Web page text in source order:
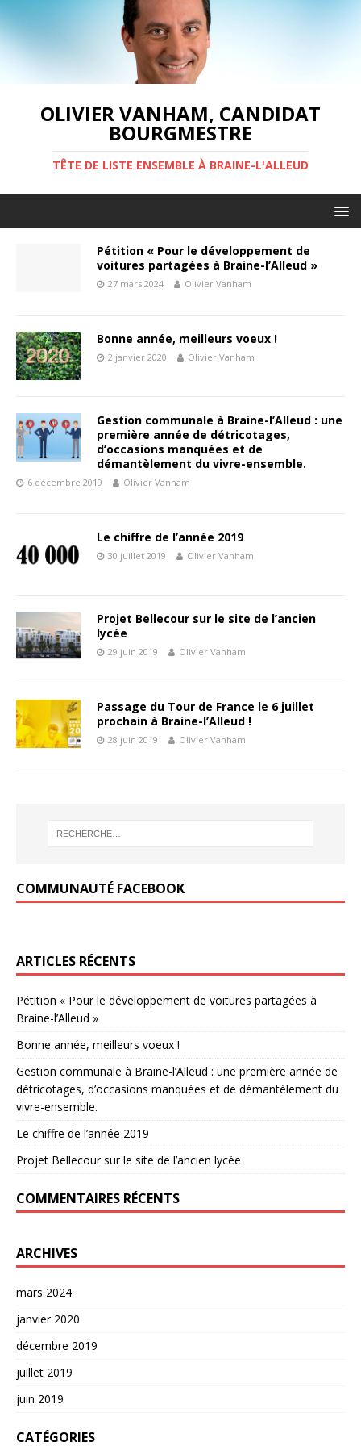
OLIVIER VANHAM, CANDIDAT
BOURGMESTRE
TÊTE DE LISTE ENSEMBLE À BRAINE-L'ALLEUD
Pétition « Pour le développement de
voitures partagées à Braine-l’Alleud »
27 mars 2024 Olivier Vanham
Bonne année, meilleurs voeux !
2 janvier 2020 Olivier Vanham
Gestion communale à Braine-l’Alleud : une
première année de détricotages,
d’occasions manquées et de
démantèlement du vivre-ensemble.
6 décembre 2019 Olivier Vanham
Le chiffre de l’année 2019
30 juillet 2019 Olivier Vanham
Projet Bellecour sur le site de l’ancien
lycée
29 juin 2019 Olivier Vanham
Passage du Tour de France le 6 juillet
prochain à Braine-l’Alleud !
28 juin 2019 Olivier Vanham
COMMUNAUTÉ FACEBOOK
ARTICLES RÉCENTS
Pétition « Pour le développement de voitures partagées à
Braine-l’Alleud »
Bonne année, meilleurs voeux !
Gestion communale à Braine-l’Alleud : une première année de
détricotages, d’occasions manquées et de démantèlement du
vivre-ensemble.
Le chiffre de l’année 2019
Projet Bellecour sur le site de l’ancien lycée
COMMENTAIRES RÉCENTS
ARCHIVES
mars 2024
janvier 2020
décembre 2019
juillet 2019
juin 2019
CATÉGORIES